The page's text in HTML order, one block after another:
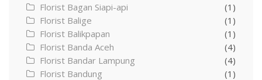
Florist Bagan Siapi-api
(1)
Florist Balige
(1)
Florist Balikpapan
(1)
Florist Banda Aceh
(4)
Florist Bandar Lampung
(4)
Florist Bandung
(1)